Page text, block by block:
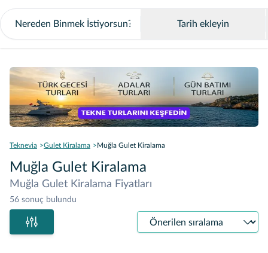
Tarih ekleyin
Teknevia Gulet Kiralama Muğla Gulet Kiralama
Muğla Gulet Kiralama
Muğla Gulet Kiralama Fiyatları
56 sonuç bulundu
Sıralama